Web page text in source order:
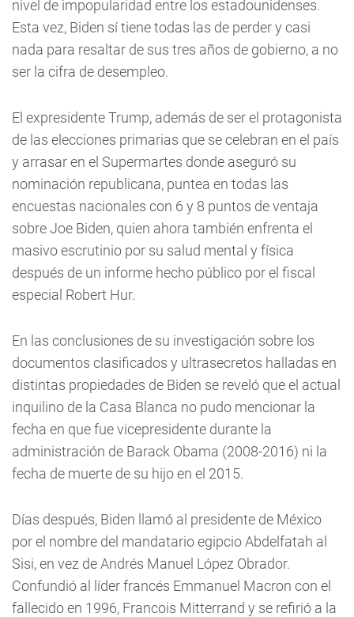
nivel de impopularidad entre los estadounidenses.
Esta vez, Biden sí tiene todas las de perder y casi
nada para resaltar de sus tres años de gobierno, a no
ser la cifra de desempleo.
El expresidente Trump, además de ser el protagonista
de las elecciones primarias que se celebran en el país
y arrasar en el Supermartes donde aseguró su
nominación republicana, puntea en todas las
encuestas nacionales con 6 y 8 puntos de ventaja
sobre Joe Biden, quien ahora también enfrenta el
masivo escrutinio por su salud mental y física
después de un informe hecho público por el fiscal
especial Robert Hur.
En las conclusiones de su investigación sobre los
documentos clasificados y ultrasecretos halladas en
distintas propiedades de Biden se reveló que el actual
inquilino de la Casa Blanca no pudo mencionar la
fecha en que fue vicepresidente durante la
administración de Barack Obama (2008-2016) ni la
fecha de muerte de su hijo en el 2015.
Días después, Biden llamó al presidente de México
por el nombre del mandatario egipcio Abdelfatah al
Sisi, en vez de Andrés Manuel López Obrador.
Confundió al líder francés Emmanuel Macron con el
fallecido en 1996, Francois Mitterrand y se refirió a la